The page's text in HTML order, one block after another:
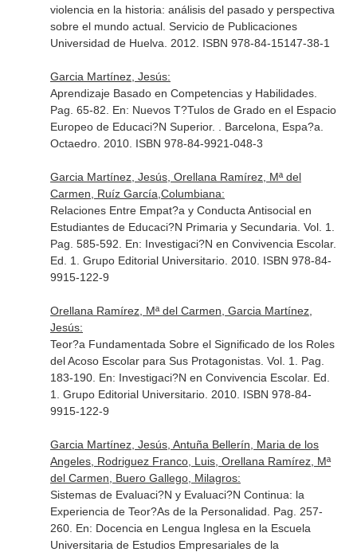
violencia en la historia: análisis del pasado y perspectiva
sobre el mundo actual. Servicio de Publicaciones
Universidad de Huelva. 2012. ISBN 978-84-15147-38-1
Garcia Martínez, Jesús:
Aprendizaje Basado en Competencias y Habilidades.
Pag. 65-82. En: Nuevos T?Tulos de Grado en el Espacio
Europeo de Educaci?N Superior. . Barcelona, Espa?a.
Octaedro. 2010. ISBN 978-84-9921-048-3
Garcia Martínez, Jesús, Orellana Ramírez, Mª del
Carmen, Ruíz García,Columbiana:
Relaciones Entre Empat?a y Conducta Antisocial en
Estudiantes de Educaci?N Primaria y Secundaria. Vol. 1.
Pag. 585-592. En: Investigaci?N en Convivencia Escolar.
Ed. 1. Grupo Editorial Universitario. 2010. ISBN 978-84-
9915-122-9
Orellana Ramírez, Mª del Carmen, Garcia Martínez,
Jesús:
Teor?a Fundamentada Sobre el Significado de los Roles
del Acoso Escolar para Sus Protagonistas. Vol. 1. Pag.
183-190. En: Investigaci?N en Convivencia Escolar. Ed.
1. Grupo Editorial Universitario. 2010. ISBN 978-84-
9915-122-9
Garcia Martínez, Jesús, Antuña Bellerín, Maria de los
Angeles, Rodriguez Franco, Luis, Orellana Ramírez, Mª
del Carmen, Buero Gallego, Milagros:
Sistemas de Evaluaci?N y Evaluaci?N Continua: la
Experiencia de Teor?As de la Personalidad. Pag. 257-
260. En: Docencia en Lengua Inglesa en la Escuela
Universitaria de Estudios Empresariales de la